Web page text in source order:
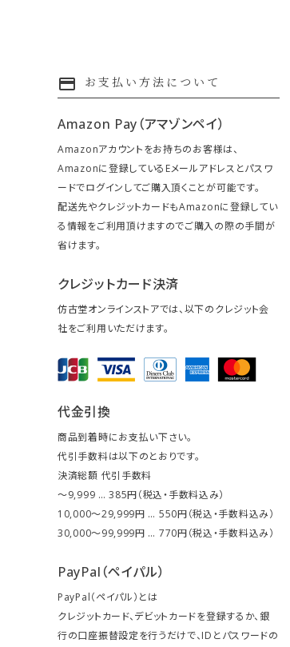
payment お支払い方法について
Amazon Pay（アマゾンペイ）
Amazonアカウントをお持ちのお客様は、
Amazonに登録しているEメールアドレスとパスワ
ードでログインしてご購入頂くことが可能です。
配送先やクレジットカードもAmazonに登録してい
る情報をご利用頂けますのでご購入の際の手間が
省けます。
クレジットカード決済
仿古堂オンラインストアでは、以下のクレジット会
社をご利用いただけます。
代金引換
商品到着時にお支払い下さい。
代引手数料は以下のとおりです。
決済総額 代引手数料
～9,999 … 385円（税込・手数料込み）
10,000～29,999円 … 550円（税込・手数料込み）
30,000～99,999円 … 770円（税込・手数料込み）
PayPal（ペイパル）
PayPal（ペイパル）とは
クレジットカード、デビットカードを登録するか、銀
行の口座振替設定を行うだけで、IDとパスワードの